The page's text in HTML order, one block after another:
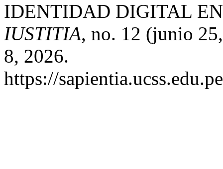
IDENTIDAD DIGITAL
IUSTITIA, no. 12 (junio
8, 2026.
https://